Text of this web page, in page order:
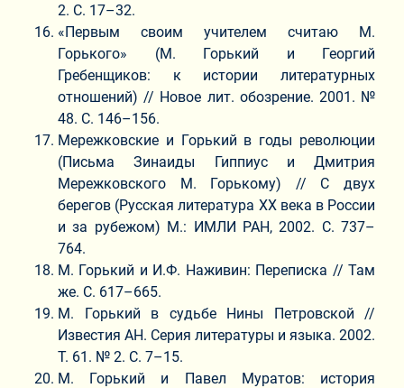
2. С. 17–32.
«Первым своим учителем считаю М.
Горького» (М. Горький и Георгий
Гребенщиков: к истории литературных
отношений) // Новое лит. обозрение. 2001. №
48. С. 146–156.
Мережковские и Горький в годы революции
(Письма Зинаиды Гиппиус и Дмитрия
Мережковского М. Горькому) // С двух
берегов (Русская литература ХХ века в России
и за рубежом) М.: ИМЛИ РАН, 2002. С. 737–
764.
М. Горький и И.Ф. Наживин: Переписка // Там
же. С. 617–665.
М. Горький в судьбе Нины Петровской //
Известия АН. Серия литературы и языка. 2002.
Т. 61. № 2. С. 7–15.
М. Горький и Павел Муратов: история